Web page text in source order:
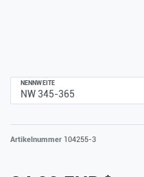
NENNWEITE
Artikelnummer 104255-3